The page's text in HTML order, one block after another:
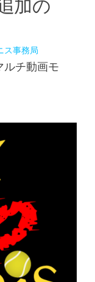
加の
ス事務局
ルチ動画モ